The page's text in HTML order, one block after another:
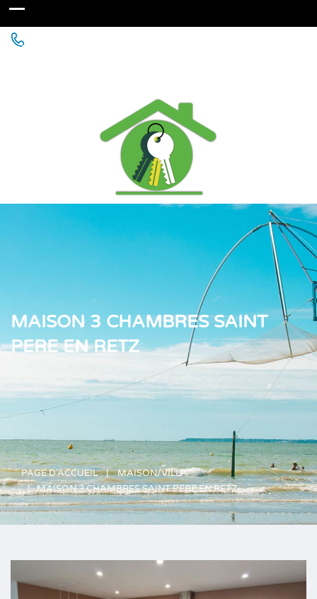
MAISON 3 CHAMBRES SAINT
PERE EN RETZ
PAGE D’ACCUEIL
MAISON/VILLA
MAISON 3 CHAMBRES SAINT PERE EN RETZ